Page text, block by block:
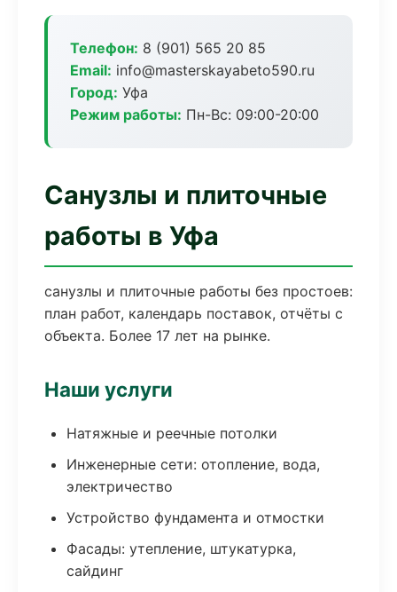
Телефон: 8 (901) 565 20 85
Email: info@masterskayabeto590.ru
Город: Уфа
Режим работы: Пн-Вс: 09:00-20:00
Санузлы и плиточные
работы в Уфа
санузлы и плиточные работы без простоев:
план работ, календарь поставок, отчёты с
объекта. Более 17 лет на рынке.
Наши услуги
Натяжные и реечные потолки
Инженерные сети: отопление, вода,
электричество
Устройство фундамента и отмостки
Фасады: утепление, штукатурка,
сайдинг